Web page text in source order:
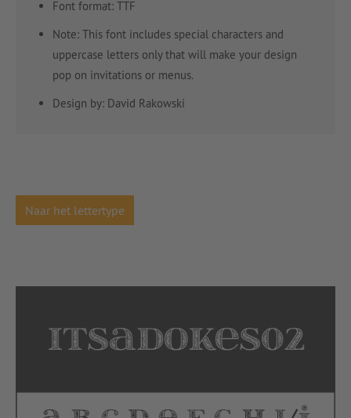
Font format: TTF
Note: This font includes special characters and
uppercase letters only that will make your design
pop on invitations or menus.
Design by: David Rakowski
Naar het lettertype